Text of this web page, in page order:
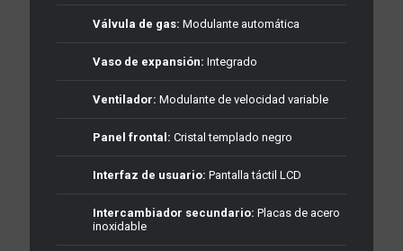
Válvula de gas: Modulante automática
Vaso de expansión: Integrado
Ventilador: Modulante de velocidad variable
Panel frontal: Cristal templado negro
Interfaz de usuario: Pantalla táctil LCD
Intercambiador secundario: Placas de acero
inoxidable